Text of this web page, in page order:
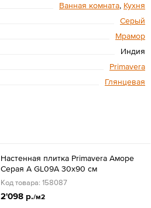
Ванная комната, Кухня
Серый
Мрамор
Индия
Primavera
Глянцевая
Настенная плитка Primavera Аморе
Серая A GL09A 30x90 см
Код товара: 158087
2'098 р./м2